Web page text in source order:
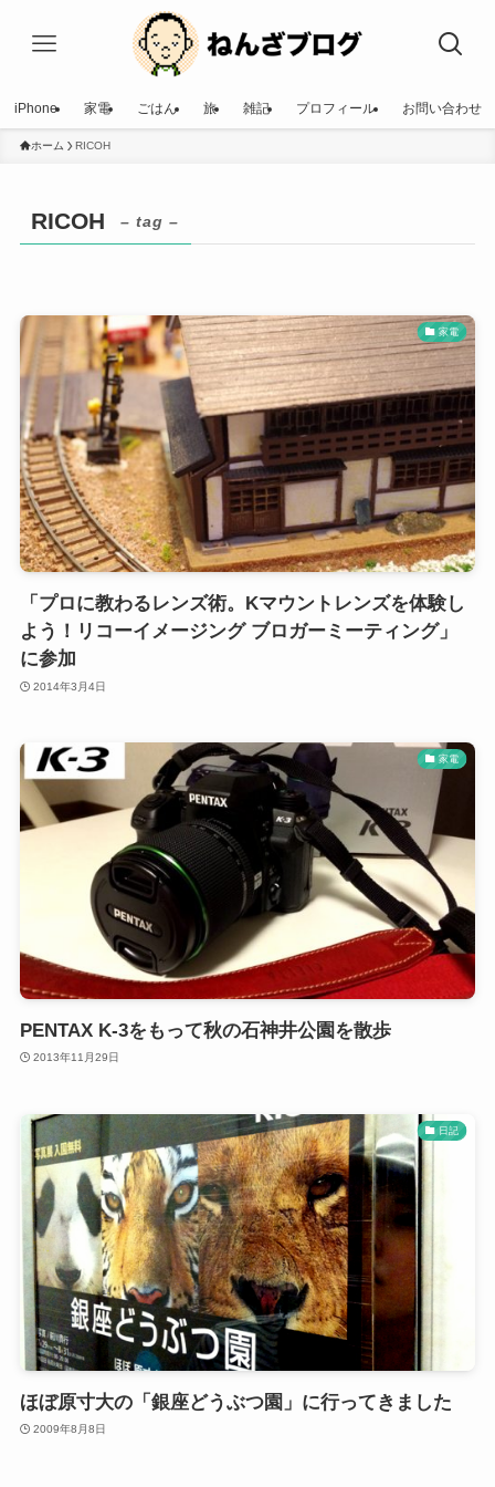
iPhone 家電 ごはん 旅 雑記 プロフィール お問い合わせ
ホーム RICOH
RICOH – tag –
家電
「プロに教わるレンズ術。Kマウントレンズを体験し
よう！リコーイメージング ブロガーミーティング」
に参加
2014年3月4日
家電
PENTAX K-3をもって秋の石神井公園を散歩
2013年11月29日
日記
ほぼ原寸大の「銀座どうぶつ園」に行ってきました
2009年8月8日